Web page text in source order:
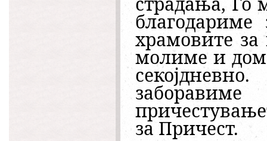
храмовите за
молиме и
за Причест.